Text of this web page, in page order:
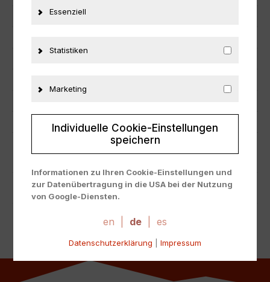
Hersteller
Fahrzeugmarke Audi
ZUSÄTZLICHE INFORMATIONEN
PRODUKTSICHERHEIT
Essenziell
Statistiken
Marketing
Individuelle Cookie-Einstellungen
speichern
Informationen zu Ihren Cookie-Einstellungen und
zur Datenübertragung in die USA bei der Nutzung
von Google-Diensten.
Cookies sind absolut notwendig, um unsere Website
werden nur gesetzt, wenn Sie ihrer Verwendung
Über die Auswahl bestimmter Cookies in den
en de es
Datenschutzerklärung Impressum